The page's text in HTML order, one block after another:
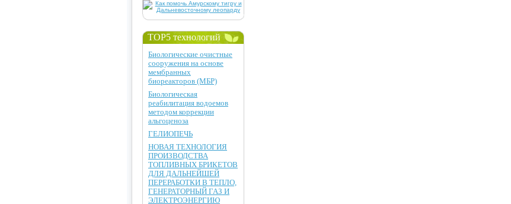
TOP5 технологий
Биологические очистные
сооружения на основе
мембранных
биореакторов (МБР)
Биологическая
реабилитация водоемов
методом коррекции
альгоценоза
ГЕЛИОПЕЧЬ
НОВАЯ ТЕХНОЛОГИЯ
ПРОИЗВОДСТВА
ТОПЛИВНЫХ БРИКЕТОВ
ДЛЯ ДАЛЬНЕЙШЕЙ
ПЕРЕРАБОТКИ В ТЕПЛО,
ГЕНЕРАТОРНЫЙ ГАЗ И
ЭЛЕКТРОЭНЕРГИЮ